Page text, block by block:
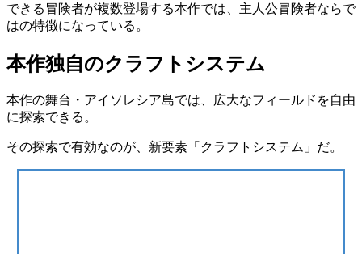
できる冒険者が複数登場する本作では、主人公冒険者ならで
はの特徴になっている。
本作独自のクラフトシステム
本作の舞台・アイソレシア島では、広大なフィールドを自由
に探索できる。
その探索で有効なのが、新要素 「クラフトシステム」 だ。